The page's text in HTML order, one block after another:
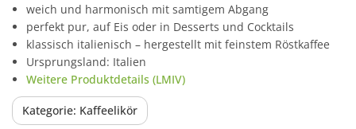
weich und harmonisch mit samtigem Abgang
perfekt pur, auf Eis oder in Desserts und Cocktails
klassisch italienisch – hergestellt mit feinstem Röstkaffee
Ursprungsland: Italien
Weitere Produktdetails (LMIV)
Kategorie: Kaffeelikör